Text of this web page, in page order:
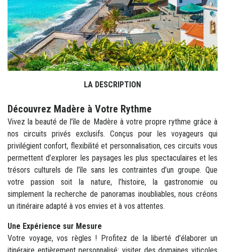
LA DESCRIPTION
Découvrez Madère à Votre Rythme
Vivez la beauté de l’île de Madère à votre propre rythme grâce à
nos circuits privés exclusifs. Conçus pour les voyageurs qui
privilégient confort, flexibilité et personnalisation, ces circuits vous
permettent d’explorer les paysages les plus spectaculaires et les
trésors culturels de l’île sans les contraintes d’un groupe. Que
votre passion soit la nature, l’histoire, la gastronomie ou
simplement la recherche de panoramas inoubliables, nous créons
un itinéraire adapté à vos envies et à vos attentes.
Une Expérience sur Mesure
Votre voyage, vos règles ! Profitez de la liberté d’élaborer un